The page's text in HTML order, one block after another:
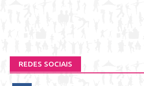
REDES SOCIAIS